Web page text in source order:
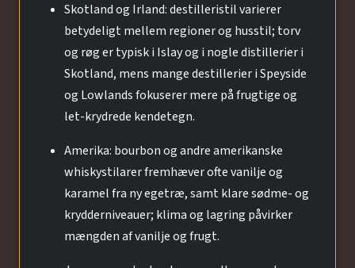
Skotland og Irland: destilleristil varierer
betydeligt mellem regioner og husstil; torv
og røg er typisk i Islay og i nogle distillerier i
Skotland, mens mange destillerier i Speyside
og Lowlands fokuserer mere på frugtige og
let-krydrede kendetegn.
Amerika: bourbon og andre amerikanske
whiskystilarer fremhæver ofte vanilje og
karamel fra ny egetræ, samt klare sødme- og
krydderniveauer; klima og lagring påvirker
mængden af vanilje og frugt.